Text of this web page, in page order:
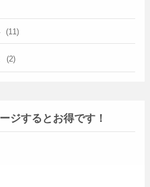
(11)
(2)
ジするとお得です！